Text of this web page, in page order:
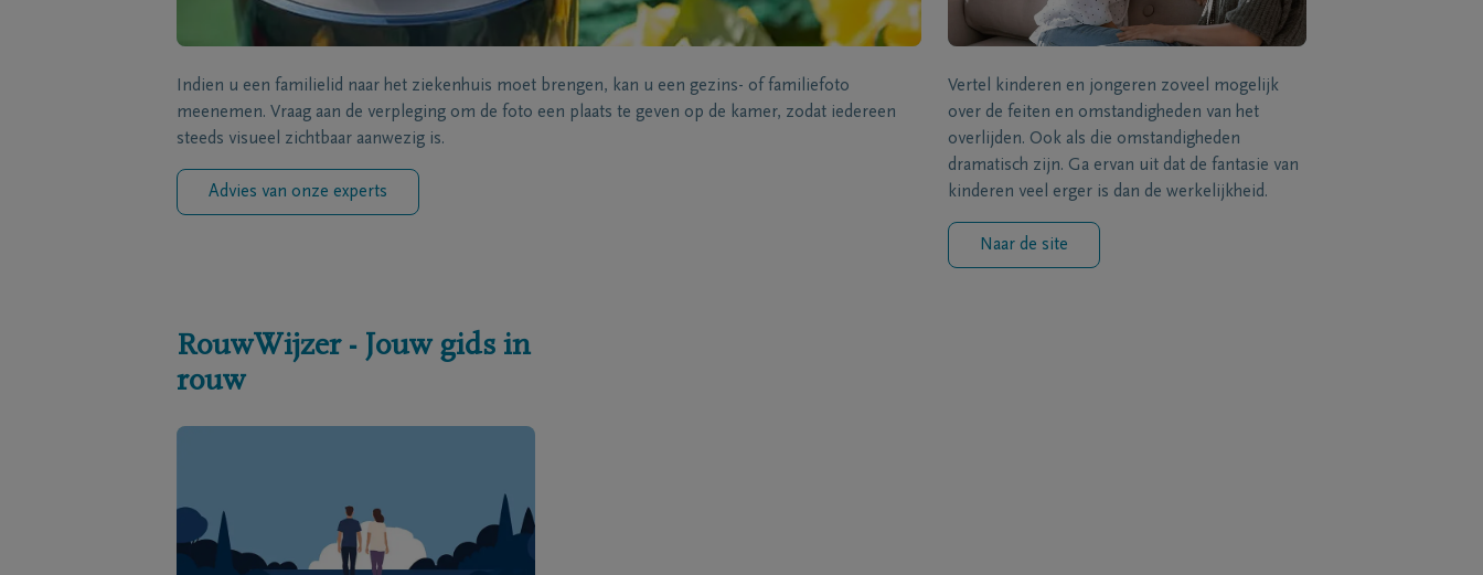
Indien u een familielid naar het ziekenhuis moet brengen, kan u een gezins- of familiefoto
meenemen. Vraag aan de verpleging om de foto een plaats te geven op de kamer, zodat iedereen
steeds visueel zichtbaar aanwezig is.
Advies van onze experts
Vertel kinderen en jongeren zoveel mogelijk
over de feiten en omstandigheden van het
overlijden. Ook als die omstandigheden
dramatisch zijn. Ga ervan uit dat de fantasie van
kinderen veel erger is dan de werkelijkheid.
Naar de site
RouwWijzer - Jouw gids in
rouw